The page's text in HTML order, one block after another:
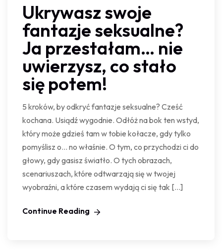
Ukrywasz swoje
fantazje seksualne?
Ja przestałam… nie
uwierzysz, co stało
się potem!
5 kroków, by odkryć fantazje seksualne? Cześć
kochana. Usiądź wygodnie. Odłóż na bok ten wstyd,
który może gdzieś tam w tobie kołacze, gdy tylko
pomyślisz o… no właśnie. O tym, co przychodzi ci do
głowy, gdy gasisz światło. O tych obrazach,
scenariuszach, które odtwarzają się w twojej
wyobraźni, a które czasem wydają ci się tak […]
Continue Reading